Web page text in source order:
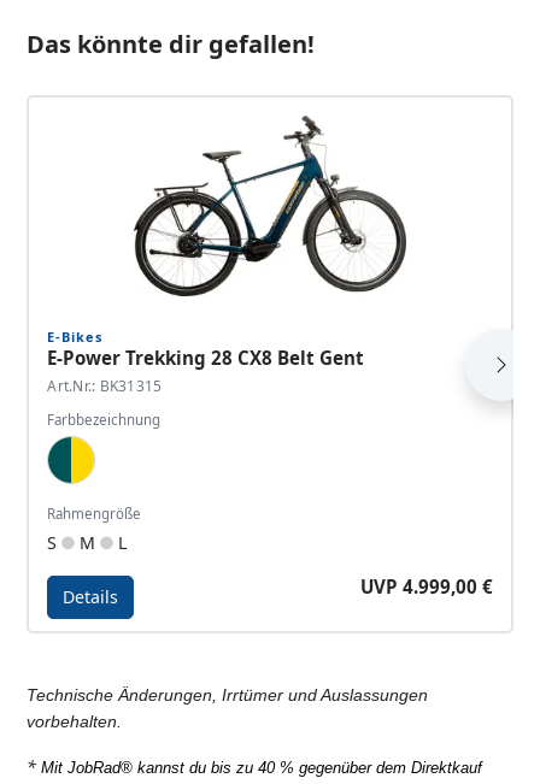
Das könnte dir gefallen!
E-Bikes
E-Power Trekking 28 CX8 Belt Gent
Art.Nr.: BK31315
Farbbezeichnung
Dark Tourquoise, Gold
Rahmengröße
S M L
Details UVP 4.999,00 €
Technische Änderungen, Irrtümer und Auslassungen
vorbehalten.
*Mit JobRad® kannst du bis zu 40 % gegenüber dem Direktkauf